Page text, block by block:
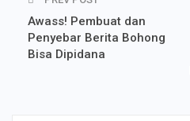
Awass! Pembuat dan
Penyebar Berita Bohong
Bisa Dipidana